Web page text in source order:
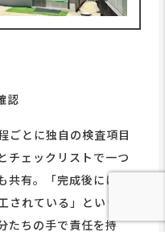
認
ごとに独自の検査項目
チェックリストで一つ
有。「完成後には見
れている」という根
たちの手で責任を持